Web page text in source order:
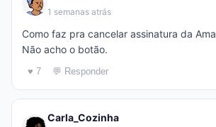
1 semanas atrás
Como faz pra cancelar assinatura da
Não acho o botão.
♥ 7 💬 Responder
Carla_Cozinha